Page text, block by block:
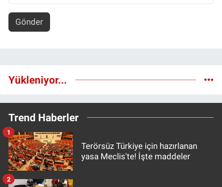
Gönder
Yükleniyor...
Trend Haberler
Terörsüz Türkiye için hazırlanan
yasa Meclis'te! İşte maddeler
1
2